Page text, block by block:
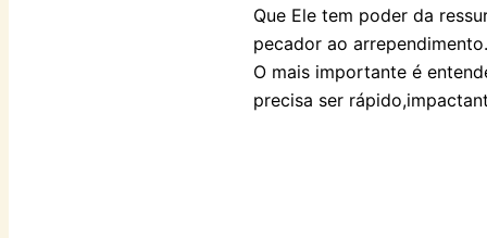
Que Ele tem poder da
pecador ao arrependimento.
O mais importante é
precisa ser